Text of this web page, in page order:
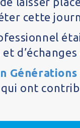
cette
qui ont